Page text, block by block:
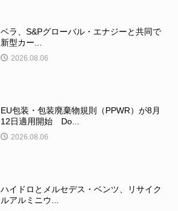
ベラ、S&Pグローバル・エナジーと共同で
新型カー...
2026.08.06
EU包装・包装廃棄物規則（PPWR）が8月
12日適用開始 Do...
2026.08.06
ハイドロとメルセデス・ベンツ、リサイク
ルアルミニウ...